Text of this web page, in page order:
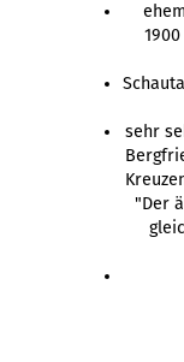
sehr
"Der